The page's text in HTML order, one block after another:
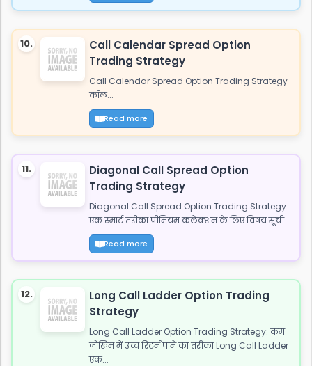
10.
Call Calendar Spread Option
Trading Strategy
Call Calendar Spread Option Trading Strategy
कॉल...
Read more
11.
Diagonal Call Spread Option
Trading Strategy
Diagonal Call Spread Option Trading Strategy:
एक स्मार्ट तरीका प्रीमियम कलेक्शन के लिए विषय सूची...
Read more
12.
Long Call Ladder Option Trading
Strategy
Long Call Ladder Option Trading Strategy: कम
जोखिम में उच्च रिटर्न पाने का तरीका Long Call Ladder
एक...